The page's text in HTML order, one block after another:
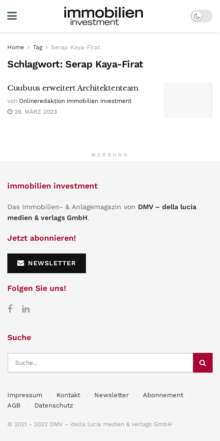
Home Tag Serap Kaya-Firat
Schlagwort:Serap Kaya-Firat
Cuubuus erweitert Architektenteam
von Onlineredaktion immobilien investment
29. MÄRZ 2023
WERBUNG
immobilien investment
Das Immobilien- & Anlagemagazin von DMV – della lucia
medien & verlags GmbH.
Jetzt abonnieren!
NEWSLETTER
Folgen Sie uns!
Suche
Impressum Kontakt Newsletter
Abonnement
AGB
Datenschutz
© 2021 - 2022 DMV – della lucia medien & verlags GmbH